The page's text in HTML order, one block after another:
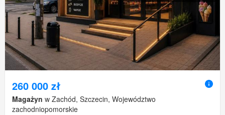
260 000 zł
Magażyn w Zachód, Szczecin, Województwo
zachodniopomorskie